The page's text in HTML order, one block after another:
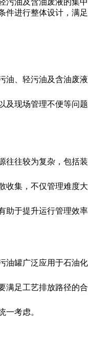
污油及含油废液的集
件进行整体设计，满
油、轻污油及含油废
及现场管理不便等问
往往较为复杂，包括
收集，不仅管理难度
助于提升运行管理效率
油罐广泛应用于石油
满足工艺排放路径的
一考虑。